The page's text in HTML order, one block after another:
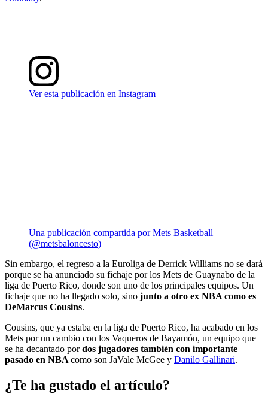
Ver esta publicación en Instagram
Una publicación compartida por Mets Basketball
(@metsbaloncesto)
Sin embargo, el regreso a la Euroliga de Derrick Williams no se dará
porque se ha anunciado su fichaje por los Mets de Guaynabo de la
liga de Puerto Rico, donde son uno de los principales equipos. Un
fichaje que no ha llegado solo, sino junto a otro ex NBA como es
DeMarcus Cousins.
Cousins, que ya estaba en la liga de Puerto Rico, ha acabado en los
Mets por un cambio con los Vaqueros de Bayamón, un equipo que
se ha decantado pordos jugadores también con importante
pasado en NBA como son JaVale McGee y Danilo Gallinari.
¿Te ha gustado el artículo?